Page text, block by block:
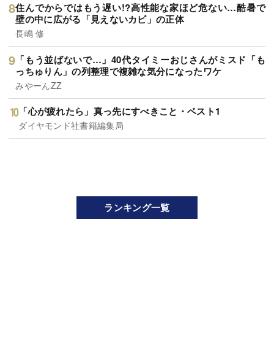
住んでからではもう遅い!?高性能な家ほど危ない…酷暑で
壁の中に広がる「見えないカビ」の正体
長嶋 修
「もう並ばないで…」40代タイミーおじさんがミスド「も
っちゅりん」の列整理で複雑な気分になったワケ
みやーんZZ
「心が疲れたら」真っ先にすべきこと・ベスト1
ダイヤモンド社書籍編集局
ランキング一覧